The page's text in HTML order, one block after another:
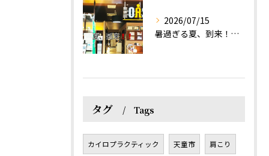
2026/07/15
暑過ぎる夏、到来！だるさを感じる方は、結構不足！？
タグ Tags
カイロプラクティック 天童市 肩こり